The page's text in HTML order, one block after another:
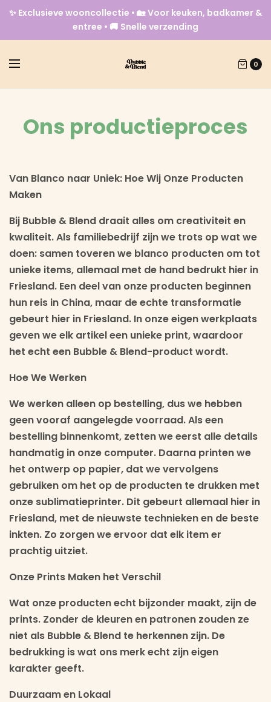
✨ Exclusieve wooncollectie • 🏡 Voor keuken, badkamer &
entree • 🚚 Snelle verzending
0
Ons productieproces
Van Blanco naar Uniek: Hoe Wij Onze Producten
Maken
Bij Bubble & Blend draait alles om creativiteit en
kwaliteit.Als familiebedrijf zijn we trots op wat we
doen: samen toveren we blanco producten om tot
unieke items, allemaal met de hand bedrukt hier in
Friesland. Een deel van onze producten beginnen
hun reis in China, maar de echte transformatie
gebeurt hier in Friesland. In onze eigen werkplaats
geven we elk artikel een unieke print, waardoor
het echt een Bubble & Blend-product wordt.
Hoe We Werken
We werken alleen op bestelling, dus we hebben
geen vooraf aangelegde voorraad. Als een
bestelling binnenkomt, zetten we eerst alle details
handmatig in onze computer. Daarna printen we
het ontwerp op papier, dat we vervolgens
gebruiken om het op de producten te drukken met
onze sublimatieprinter. Dit gebeurt allemaal hier in
Friesland, met de nieuwste technieken en de beste
inkten. Zo zorgen we ervoor dat elk item er
prachtig uitziet.
Onze Prints Maken het Verschil
Wat onze producten echt bijzonder maakt, zijn de
prints. Zonder de kleuren en patronen zouden ze
niet als Bubble & Blend te herkennen zijn. De
bedrukking is wat ons merk echt zijn eigen
karakter geeft.
Duurzaam en Lokaal